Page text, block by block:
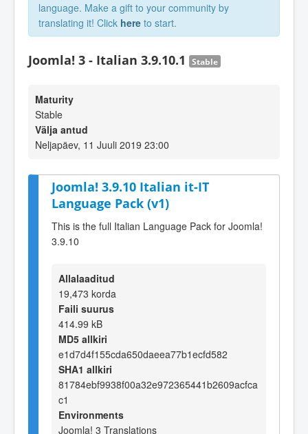
language. Make a gift to your community by
translating it! Click here to start.
Joomla! 3 - Italian 3.9.10.1 Stable
Maturity
Stable
Välja antud
Neljapäev, 11 Juuli 2019 23:00
Joomla! 3.9.10 Italian it-IT
Language Pack (v1)
This is the full Italian Language Pack for Joomla!
3.9.10
Allalaaditud
19,473 korda
Faili suurus
414.99 kB
MD5 allkiri
e1d7d4f155cda650daeea77b1ecfd582
SHA1 allkiri
81784ebf9938f00a32e972365441b2609acfca
c1
Environments
Joomla! 3 Translations